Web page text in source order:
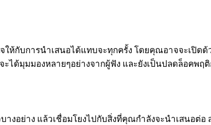
ห้กับการนำเสนอได้แทบจะทุกครั้ง โดยคุณอาจจะเปิด
ด้มุมมองหลายๆอย่างจากผู้ฟัง และยังเป็นปลดล็อคพฤ
างอย่าง แล้วเชื่อมโยงไปกับสิ่งที่คุณกำลังจะนำเสนอต่